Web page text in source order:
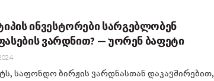
ინვესტორები სარგებლობენ
ვარდნით? — უორენ ბაფეტი
საფონდო ბირჟის ვარდნასთან დაკავშირებით,